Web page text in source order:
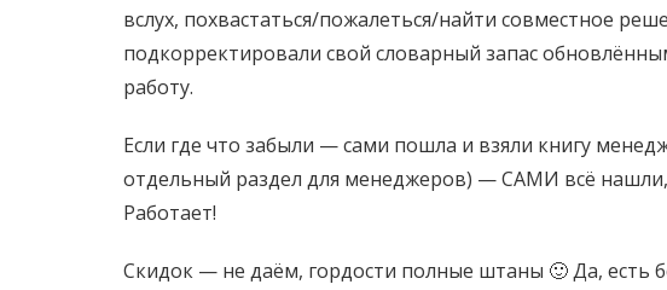
вслух, похвастаться/пожалеться/найти совместное
подкорректировали свой словарный запас
работу.
Если где что забыли — сами пошла и взяли книгу
отдельный раздел для менеджеров) — САМИ всё нашли,
Работает!
Скидок — не даём, гордости полные штаны 🙂 Да, есть